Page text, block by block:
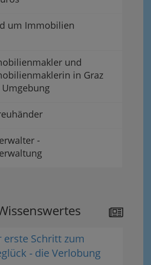
um Immobilien
und
in Graz
-
erste Schritt zum
- die Verlobung